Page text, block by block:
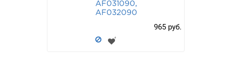
AF031090,
AF032090
965 руб.